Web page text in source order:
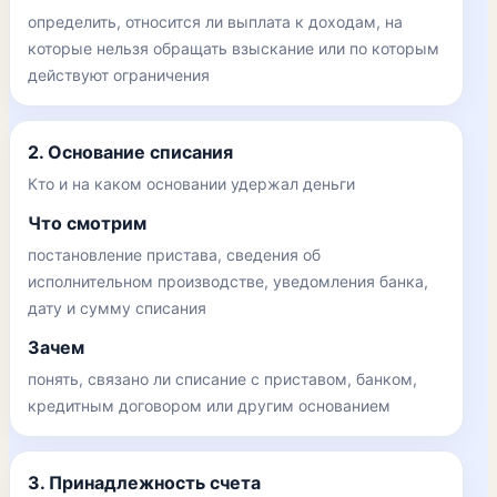
определить, относится ли выплата к доходам, на
которые нельзя обращать взыскание или по которым
действуют ограничения
2. Основание списания
Кто и на каком основании удержал деньги
Что смотрим
постановление пристава, сведения об
исполнительном производстве, уведомления банка,
дату и сумму списания
Зачем
понять, связано ли списание с приставом, банком,
кредитным договором или другим основанием
3. Принадлежность счета